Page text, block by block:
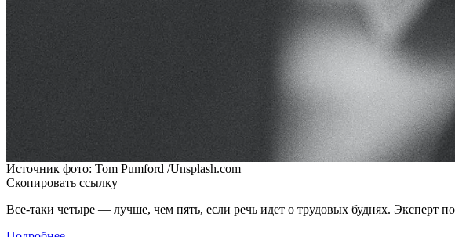
Источник фото: Tom Pumford /Unsplash.com
Скопировать ссылку
Все-таки четыре — лучше, чем пять, если речь идет о трудовых буднях. Эксперт